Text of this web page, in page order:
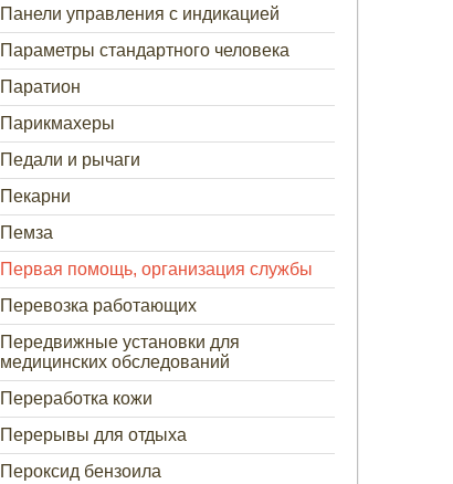
Панели управления с индикацией
Параметры стандартного человека
Паратион
Парикмахеры
Педали и рычаги
Пекарни
Пемза
Первая помощь, организация службы
Перевозка работающих
Передвижные установки для
медицинских обследований
Переработка кожи
Перерывы для отдыха
Пероксид бензоила